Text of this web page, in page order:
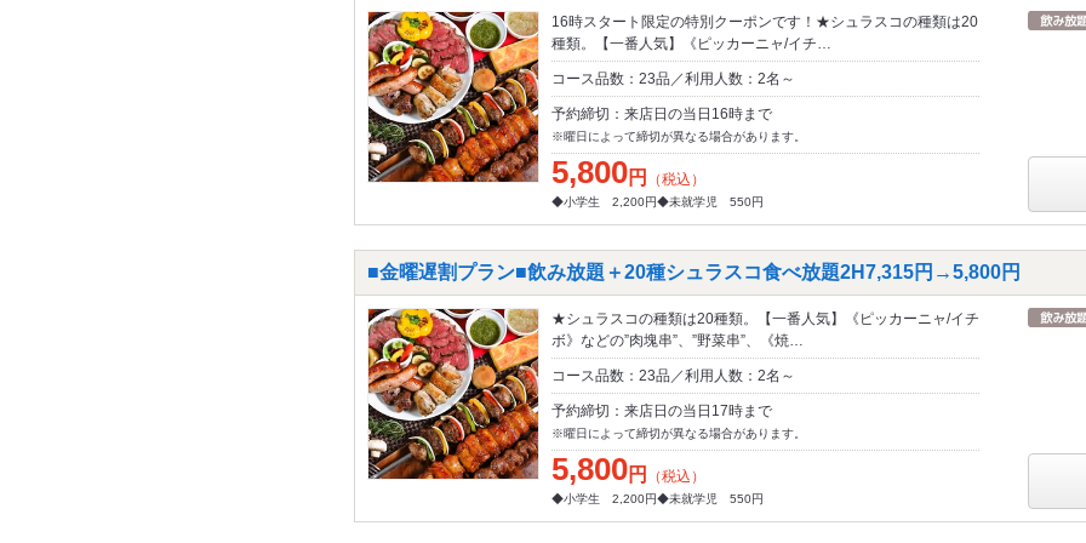
16時スタート限定の特別クーポンです！★シュラスコの種類は20
種類。【一番人気】《ピッカーニャ/イチ…
コース品数：23品／利用人数：2名～
予約締切：来店日の当日16時まで
※曜日によって締切が異なる場合があります。
5,800円 （税込）
◆小学生 2,200円◆未就学児 550円
■金曜遅割プラン■飲み放題＋20種シュラスコ食べ放題2H7,315円→5,800円
★シュラスコの種類は20種類。【一番人気】《ピッカーニャ/イチ
ボ》などの”肉塊串”、”野菜串”、《焼…
コース品数：23品／利用人数：2名～
予約締切：来店日の当日17時まで
※曜日によって締切が異なる場合があります。
5,800円 （税込）
◆小学生 2,200円◆未就学児 550円